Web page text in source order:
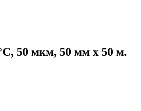
50 мкм, 50 мм х 50 м.